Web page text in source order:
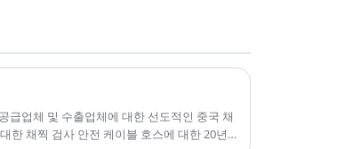
렌치이므로 스패너 및 소화전 렌치의 품질
격을 가지고 있습니다. 우리는 당신과 협력
하기를 기대하고 있습니다.
급업체 및 수출업체에 대한 선도적인 중국 채
한 채찍 검사 안전 케이블 호스에 대한 20년